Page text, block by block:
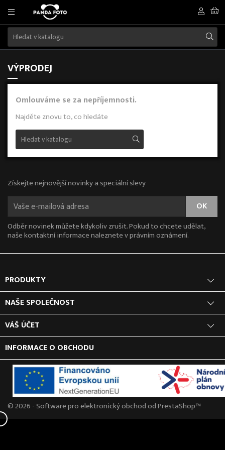
VÝPRODEJ
Omlouváme se za nepříjemnosti.
Najděte znovu to, co hledáte
Získejte nejnovější novinky a speciální slevy
Odběr novinek můžete kdykoliv zrušit. Pokud to chcete udělat,
naše kontaktní informace naleznete v právním oznámení.
PRODUKTY
NAŠE SPOLEČNOST
VÁŠ ÚČET
INFORMACE O OBCHODU
© 2026 - Software pro elektronický obchod od PrestaShop™